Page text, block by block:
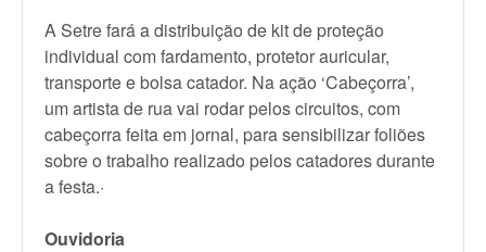
A Setre fará a distribuição de kit de proteção
individual com fardamento, protetor auricular,
transporte e bolsa catador. Na ação ‘Cabeçorra’,
um artista de rua vai rodar pelos circuitos, com
cabeçorra feita em jornal, para sensibilizar foliões
sobre o trabalho realizado pelos catadores durante
a festa.·
Ouvidoria